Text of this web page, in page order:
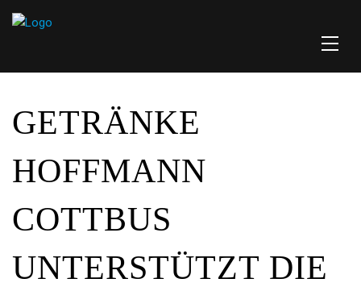
GETRÄNKE
HOFFMANN
COTTBUS
UNTERSTÜTZT DIE